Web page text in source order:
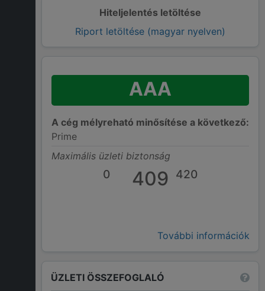
Hiteljelentés letöltése
Riport letöltése (magyar nyelven)
AAA
A cég mélyreható minősítése a következő:
Prime
Maximális üzleti biztonság
0 409 420
További információk
ÜZLETI ÖSSZEFOGLALÓ